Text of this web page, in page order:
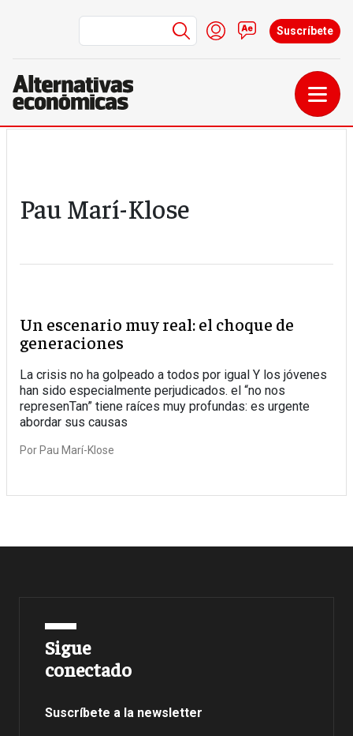
Menú de cuenta de
Iniciar sesión
Contacto
Suscríbete
Pau Marí-Klose
Un escenario muy real: el choque de
generaciones
La crisis no ha golpeado a todos por igual Y los jóvenes
han sido especialmente perjudicados. el “no nos
represenTan” tiene raíces muy profundas: es urgente
abordar sus causas
Por Pau Marí-Klose
Sigue
conectado
Suscríbete a la newsletter